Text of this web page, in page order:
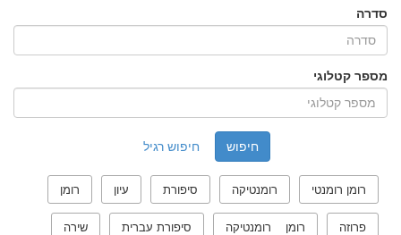
סדרה
מספר קטלוגי
חיפוש רגיל
רומן רומנטי רומנטיקה סיפורת עיון רומן
פרוזה רומן רומנטיקה סיפורת עברית שירה